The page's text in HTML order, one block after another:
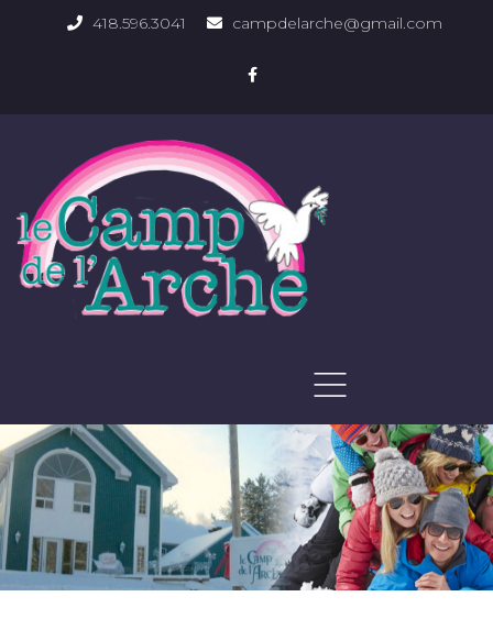
418.596.3041 campdelarche@gmail.com
PHOTOS DU DOMAINE